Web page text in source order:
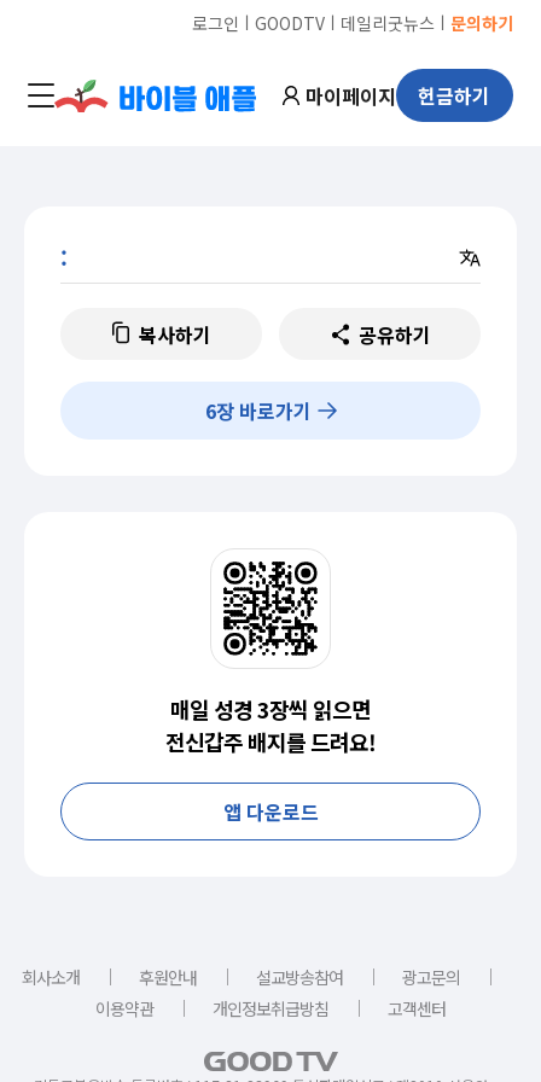
로그인 ㅣ GOODTVㅣ 데일리굿뉴스 ㅣ 문의하기
마이페이지 헌금하기
:
복사하기 공유하기
6장 바로가기
매일 성경 3장씩 읽으면
전신갑주 배지를 드려요!
앱 다운로드
회사소개 ｜ 후원안내 ｜ 설교방송참여 ｜ 광고문의
｜
이용약관
｜ 개인정보취급방침 ｜ 고객센터